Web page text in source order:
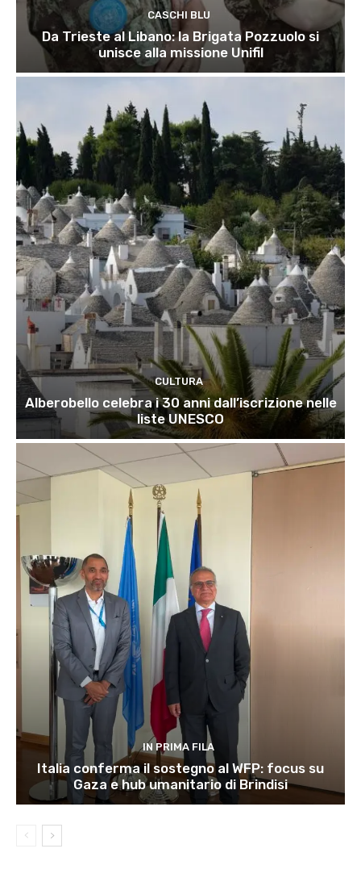
CASCHI BLU
Da Trieste al Libano: la Brigata Pozzuolo si
unisce alla missione Unifil
CULTURA
Alberobello celebra i 30 anni dall’iscrizione nelle
liste UNESCO
IN PRIMA FILA
Italia conferma il sostegno al WFP: focus su
Gaza e hub umanitario di Brindisi